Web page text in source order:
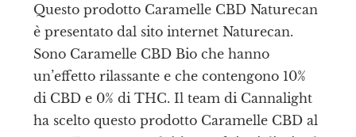
Questo prodotto Caramelle CBD Naturecan
è presentato dal sito internet Naturecan.
Sono Caramelle CBD Bio che hanno
un’effetto rilassante e che contengono 10%
di CBD e 0% di THC. Il team di Cannalight
ha scelto questo prodotto Caramelle CBD al